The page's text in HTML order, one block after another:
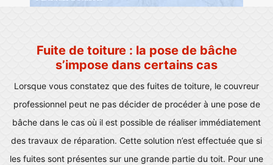
Fuite de toiture : la pose de bâche
s’impose dans certains cas
Lorsque vous constatez que des fuites de toiture, le couvreur
professionnel peut ne pas décider de procéder à une pose de
bâche dans le cas où il est possible de réaliser immédiatement
des travaux de réparation. Cette solution n’est effectuée que si
les fuites sont présentes sur une grande partie du toit. Pour une